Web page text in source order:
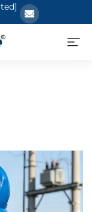
[email protected]